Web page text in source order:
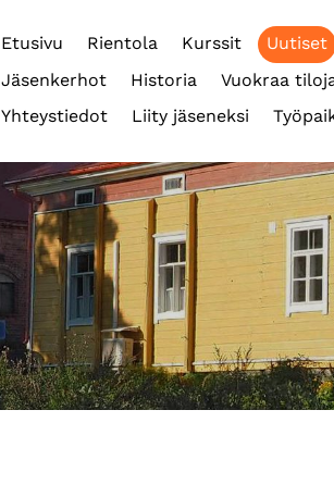
Etusivu Rientola Kurssit Uutiset
Jäsenkerhot
Historia Vuokraa
Yhteystiedot
Liity jäseneksi